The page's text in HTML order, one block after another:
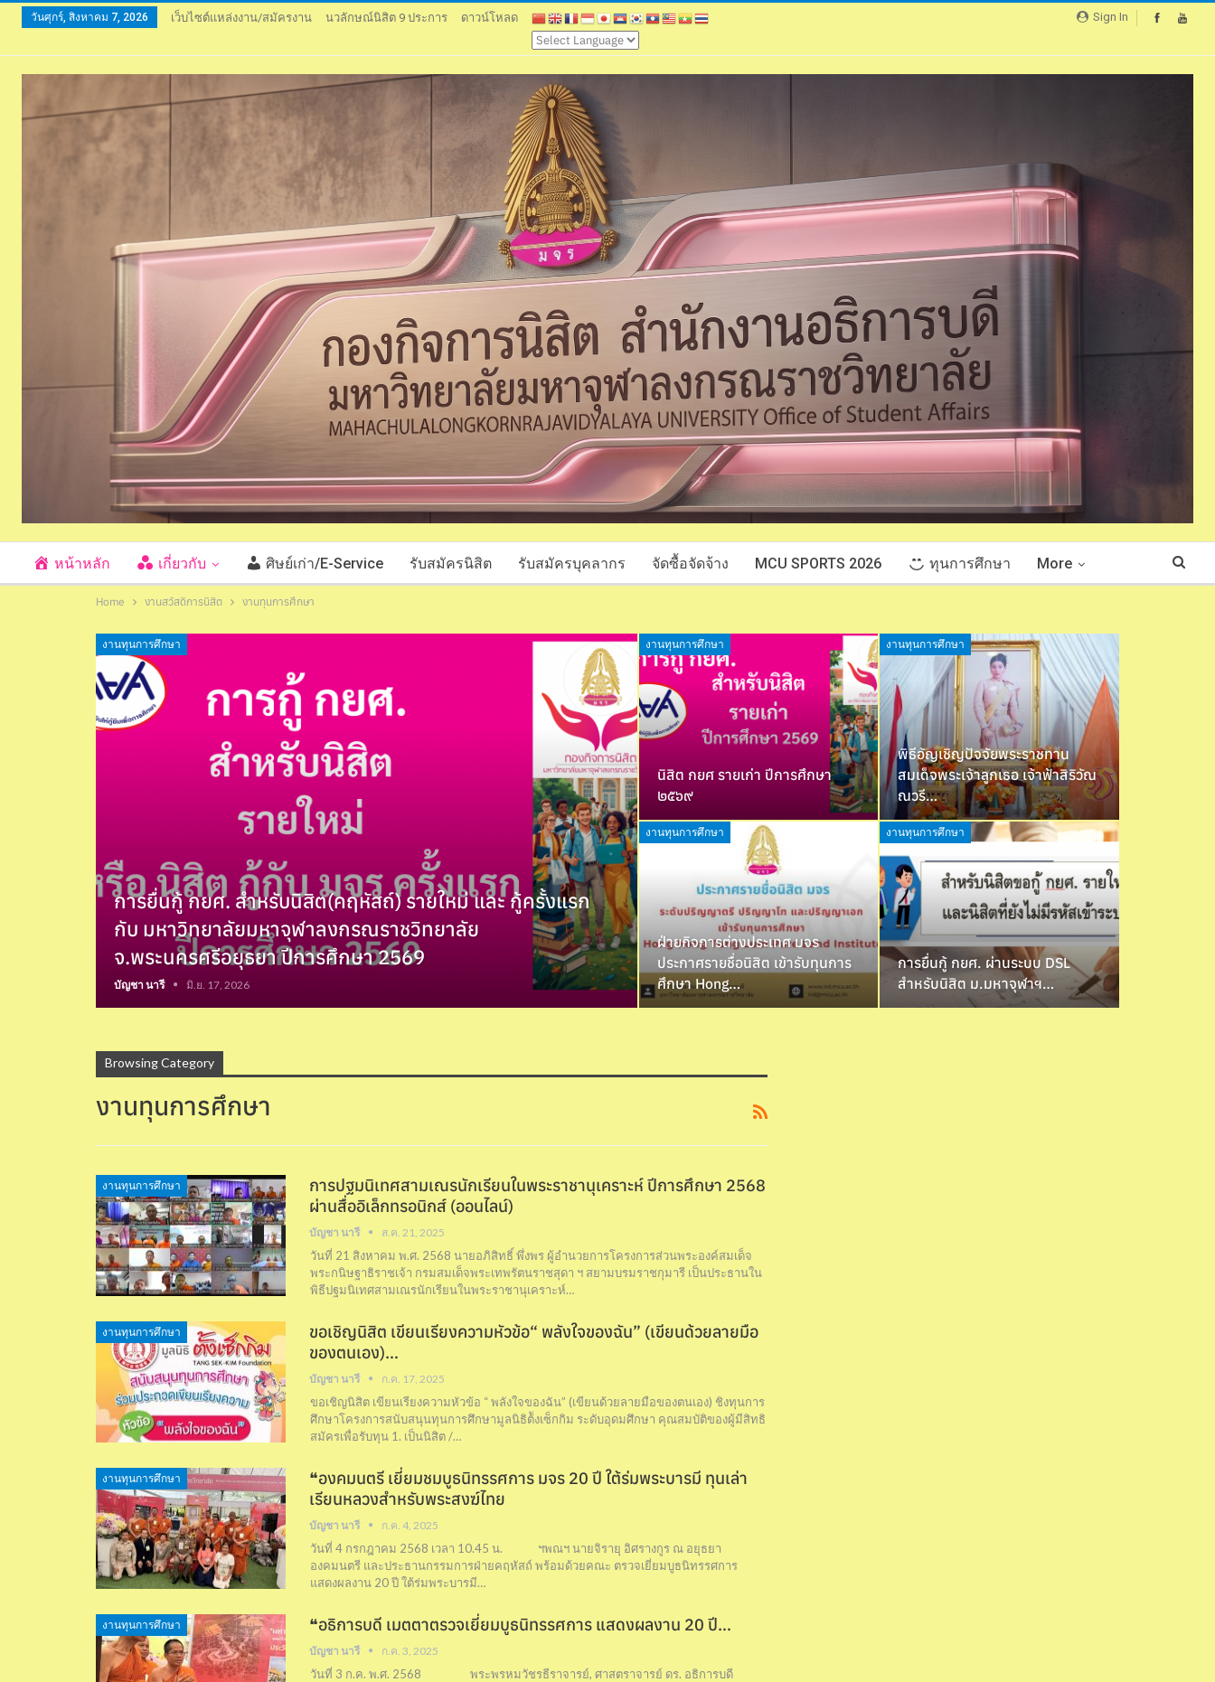
Sign In
วันศุกร์, สิงหาคม 7, 2026 เว็บไซต์แหล่งงาน/สมัครงาน นวลักษณ์นิสิต 9 ประการ ดาวน์โหลด
หน้าหลัก เกี่ยวกับ ศิษย์เก่า/E-Service รับสมัครนิสิต รับสมัครบุคลากร จัดซื้อจัดจ้าง MCU SPORTS 2026 ทุนการศึกษา More
Home งานสวัสดิการนิสิต งานทุนการศึกษา
งานทุนการศึกษา
การยื่นกู้ กยศ. สำหรับนิสิต(คฤหัสถ์) รายใหม่ และ กู้ครั้งแรก
กับ มหาวิทยาลัยมหาจุฬาลงกรณราชวิทยาลัย
จ.พระนครศรีอยุธยา ปีการศึกษา 2569
บัญชา นารี มิ.ย. 17, 2026
งานทุนการศึกษา
นิสิต กยศ รายเก่า ปีการศึกษา
๒๕๖๙
งานทุนการศึกษา
พิธีอัญเชิญปัจจัยพระราชทาน
สมเด็จพระเจ้าลูกเธอ เจ้าฟ้าสิริวัณ
ณวรี…
งานทุนการศึกษา
ฝ่ายกิจการต่างประเทศ มจร
ประกาศรายชื่อนิสิต เข้ารับทุนการ
ศึกษา Hong…
งานทุนการศึกษา
การยื่นกู้ กยศ. ผ่านระบบ DSL
สำหรับนิสิต ม.มหาจุฬาฯ…
Browsing Category
งานทุนการศึกษา
งานทุนการศึกษา
การปฐมนิเทศสามเณรนักเรียนในพระราชานุเคราะห์ ปีการศึกษา 2568
ผ่านสื่ออิเล็กทรอนิกส์ (ออนไลน์)
บัญชา นารี ส.ค. 21, 2025
วันที่ 21 สิงหาคม พ.ศ. 2568 นายอภิสิทธิ์ พึ่งพร ผู้อำนวยการโครงการส่วนพระองค์สมเด็จ
พระกนิษฐาธิราชเจ้า กรมสมเด็จพระเทพรัตนราชสุดา ฯ สยามบรมราชกุมารี เป็นประธานใน
พิธีปฐมนิเทศสามเณรนักเรียนในพระราชานุเคราะห์…
งานทุนการศึกษา
ขอเชิญนิสิต เขียนเรียงความหัวข้อ“ พลังใจของฉัน” (เขียนด้วยลายมือ
ของตนเอง)…
บัญชา นารี ก.ค. 17, 2025
ขอเชิญนิสิต เขียนเรียงความหัวข้อ “ พลังใจของฉัน” (เขียนด้วยลายมือของตนเอง) ชิงทุนการ
ศึกษาโครงการสนับสนุนทุนการศึกษามูลนิธิต้ังเซ็กกิม ระดับอุดมศึกษา คุณสมบัติของผู้มีสิทธิ
สมัครเพื่อรับทุน 1. เป็นนิสิต /…
งานทุนการศึกษา
❝องคมนตรี เยี่ยมชมบูธนิทรรศการ มจร 20 ปี ใต้ร่มพระบารมี ทุนเล่า
เรียนหลวงสำหรับพระสงฆ์ไทย
บัญชา นารี ก.ค. 4, 2025
วันที่ 4 กรกฎาคม 2568 เวลา 10.45 น. ฯพณฯ นายจิรายุ อิศรางกูร ณ อยุธยา
องคมนตรี และประธานกรรมการฝ่ายคฤหัสถ์ พร้อมด้วยคณะ ตรวจเยี่ยมบูธนิทรรศการ
แสดงผลงาน 20 ปี ใต้ร่มพระบารมี…
งานทุนการศึกษา ❝อธิการบดี เมตตาตรวจเยี่ยมบูธนิทรรศการ แสดงผลงาน 20 ปี…
บัญชา นารี ก.ค. 3, 2025
วันที่ 3 ก.ค. พ.ศ. 2568 พระพรหมวัชรธีราจารย์, ศาสตราจารย์ ดร. อธิการบดี